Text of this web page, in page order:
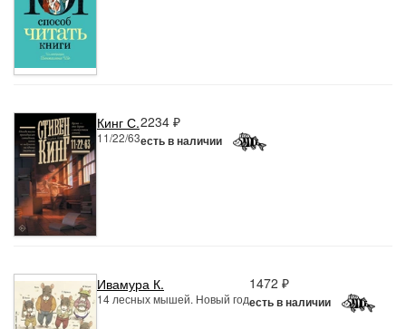
Кинг С.
11/22/63
2234 ₽
есть в наличии
Ивамура К.
14 лесных мышей. Новый год
1472 ₽
есть в наличии